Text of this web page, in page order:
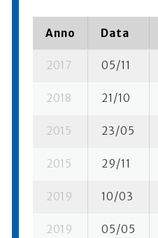
Anno Data
2017 05/11
2018 21/10
2015 23/05
2015 29/11
2019 10/03
2019 05/05